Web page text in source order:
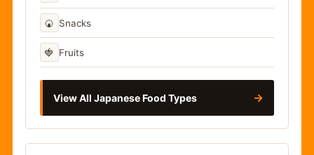
🍘 Snacks
🍓 Fruits
View All Japanese Food Types →